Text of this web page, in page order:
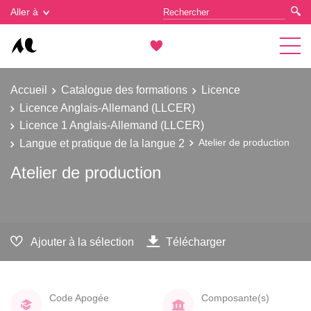
Aller à
Accueil Catalogue des formations
Licence
Licence Anglais-Allemand (LLCER)
Licence 1 Anglais-Allemand (LLCER)
Langue et pratique de la langue 2
Atelier de production
Atelier de production
Ajouter à la sélection Télécharger
Code Apogée
Composante(s)
Gestion des cookies